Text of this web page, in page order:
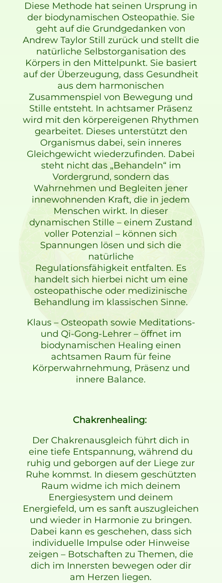
Diese Methode hat seinen Ursprung in
der biodynamischen Osteopathie. Sie
geht auf die Grundgedanken von
Andrew Taylor Still zurück und stellt die
natürliche Selbstorganisation des
Körpers in den Mittelpunkt. Sie basiert
auf der Überzeugung, dass Gesundheit
aus dem harmonischen
Zusammenspiel von Bewegung und
Stille entsteht. In achtsamer Präsenz
wird mit den körpereigenen Rhythmen
gearbeitet. Dieses unterstützt den
Organismus dabei, sein inneres
Gleichgewicht wiederzufinden. Dabei
steht nicht das „Behandeln“ im
Vordergrund, sondern das
Wahrnehmen und Begleiten jener
innewohnenden Kraft, die in jedem
Menschen wirkt. In dieser
dynamischen Stille – einem Zustand
voller Potenzial – können sich
Spannungen lösen und sich die
natürliche
Regulationsfähigkeit entfalten. Es
handelt sich hierbei nicht um eine
osteopathische oder medizinische
Behandlung im klassischen Sinne.
Klaus – Osteopath sowie Meditations-
und Qi-Gong-Lehrer – öffnet im
biodynamischen Healing einen
achtsamen Raum für feine
Körperwahrnehmung, Präsenz und
innere Balance.
Chakrenhealing:
Der Chakrenausgleich führt dich in
eine tiefe Entspannung, während du
ruhig und geborgen auf der Liege zur
Ruhe kommst. In diesem geschützten
Raum widme ich mich deinem
Energiesystem und deinem
Energiefeld, um es sanft auszugleichen
und wieder in Harmonie zu bringen.
Dabei kann es geschehen, dass sich
individuelle Impulse oder Hinweise
zeigen – Botschaften zu Themen, die
dich im Innersten bewegen oder dir
am Herzen liegen.